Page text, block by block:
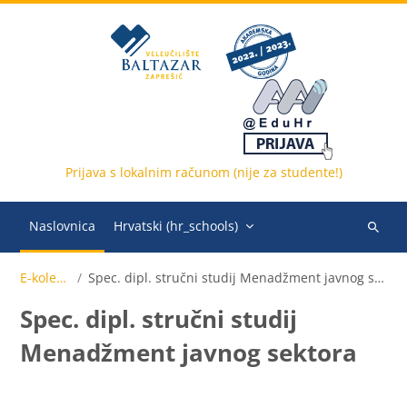
Prijava s lokalnim računom (nije za studente!)
Naslovnica Hrvatski ‎(hr_schools)‎
Pretraži
kolegije
E-kolegiji Spec. dipl. stručni studij Menadžment javnog sektora
Spec. dipl. stručni studij
Menadžment javnog sektora